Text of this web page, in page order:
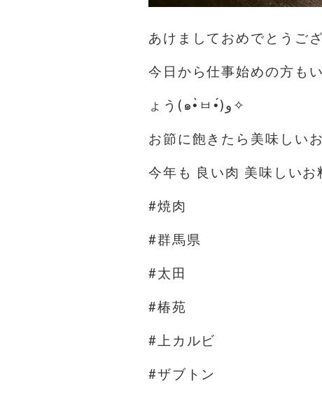
あけましておめでとうご
今日から仕事始めの方も
ょう(๑•̀ㅂ•́)و✧
お節に飽きたら美味しい
今年も 良い肉 美味しい
#焼肉
#群馬県
#太田
#椿苑
#上カルビ
#ザブトン